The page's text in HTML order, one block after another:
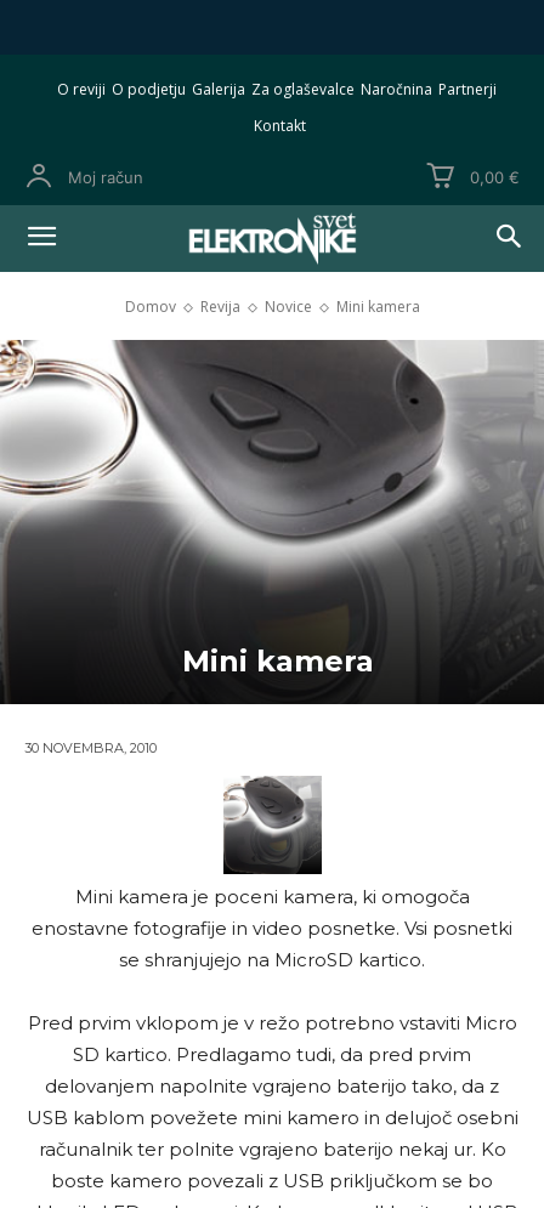
O reviji O podjetju Galerija Za oglaševalce Naročnina Partnerji
Kontakt
Moj račun 0,00 €
Domov Revija Novice Mini kamera
Mini kamera
30 NOVEMBRA, 2010
Mini kamera je poceni kamera, ki omogoča
enostavne fotografije in video posnetke. Vsi posnetki
se shranjujejo na MicroSD kartico.
Pred prvim vklopom je v režo potrebno vstaviti Micro
SD kartico. Predlagamo tudi, da pred prvim
delovanjem napolnite vgrajeno baterijo tako, da z
USB kablom povežete mini kamero in delujoč osebni
računalnik ter polnite vgrajeno baterijo nekaj ur. Ko
boste kamero povezali z USB priključkom se bo